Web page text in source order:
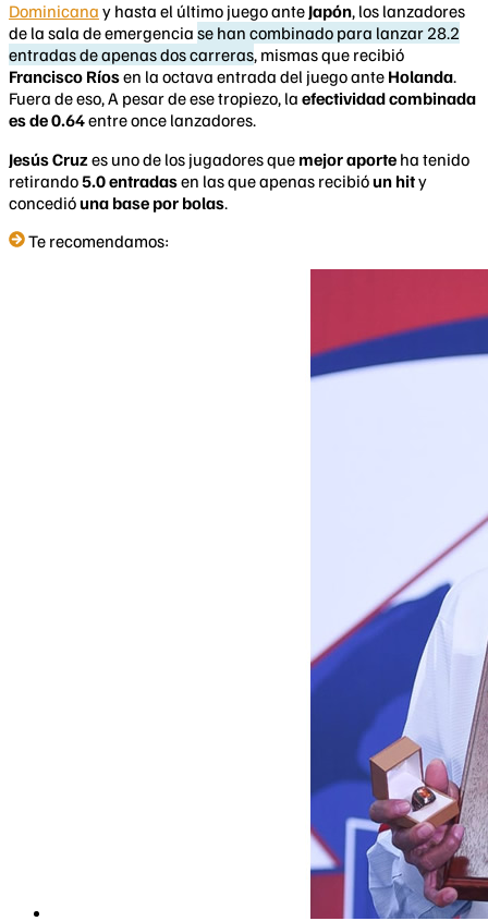
Dominicana y hasta el último juego ante Japón, los lanzadores
de la sala de emergencia se han combinado para lanzar 28.2
entradas de apenas dos carreras, mismas que recibió
Francisco Ríosen la octava entrada del juego ante Holanda.
Fuera de eso, A pesar de ese tropiezo, la efectividad combinada
es de 0.64entre once lanzadores.
Jesús Cruz es uno de los jugadores que mejor aporte ha tenido
retirando5.0 entradasen las que apenas recibióun hity
concedióuna base por bolas.
Te recomendamos: